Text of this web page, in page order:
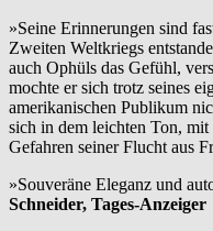
»Seine Erinnerungen sind
Zweiten Weltkriegs
auch Ophüls das Gefühl,
mochte er sich trotz seines
amerikanischen Publikum
sich in dem leichten Ton, mit
Gefahren seiner Flucht aus
»Souveräne Eleganz und
Schneider, Tages-Anzeiger